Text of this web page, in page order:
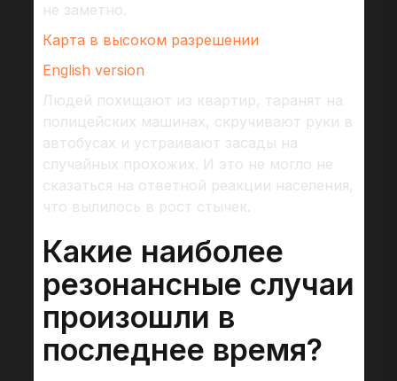
не заметно.
Карта в высоком разрешении
English version
Людей похищают из квартир, таранят на
полицейских машинах, скручивают руки в
автобусах и устраивают засады на
случайных прохожих. И это не могло не
сказаться на ответной реакции населения,
что вылилось в рост стычек.
Какие наиболее
резонансные случаи
произошли в
последнее время?